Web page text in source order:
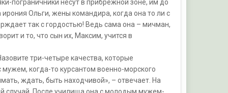
пограничники несут в прибрежной зоне, им до
Ольги, жены командира, когда она то ли с
так с гордостью! Ведь сама она – мичман,
и то, что сын их, Максим, учится в
три-четыре качества, которые
когда-то курсантом военно-морского
ждать, быть находчивой», – отвечает. На
случай. После училища она с молодым мужем-